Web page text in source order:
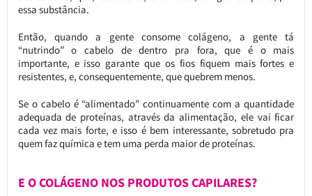
essa substância.
Então, quando a gente consome colágeno, a gente tá
“nutrindo” o cabelo de dentro pra fora, que é o mais
importante, e isso garante que os fios fiquem mais fortes e
resistentes, e, consequentemente, que quebrem menos.
Se o cabelo é “alimentado” continuamente com a quantidade
adequada de proteínas, através da alimentação, ele vai ficar
cada vez mais forte, e isso é bem interessante, sobretudo pra
quem faz química e tem uma perda maior de proteínas.
E O COLÁGENO NOS PRODUTOS CAPILARES?